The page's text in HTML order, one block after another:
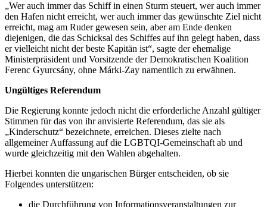
„Wer auch immer das Schiff in einen Sturm steuert, wer auch immer
den Hafen nicht erreicht, wer auch immer das gewünschte Ziel nicht
erreicht, mag am Ruder gewesen sein, aber am Ende denken
diejenigen, die das Schicksal des Schiffes auf ihn gelegt haben, dass
er vielleicht nicht der beste Kapitän ist“, sagte der ehemalige
Ministerpräsident und Vorsitzende der Demokratischen Koalition
Ferenc Gyurcsány, ohne Márki-Zay namentlich zu erwähnen.
Ungültiges Referendum
Die Regierung konnte jedoch nicht die erforderliche Anzahl gültiger
Stimmen für das von ihr anvisierte Referendum, das sie als
„Kinderschutz“ bezeichnete, erreichen. Dieses zielte nach
allgemeiner Auffassung auf die LGBTQI-Gemeinschaft ab und
wurde gleichzeitig mit den Wahlen abgehalten.
Hierbei konnten die ungarischen Bürger entscheiden, ob sie
Folgendes unterstützen:
die Durchführung von Informationsveranstaltungen zur